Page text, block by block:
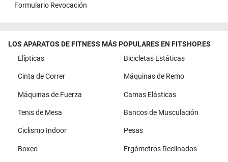
Formulario Revocación
LOS APARATOS DE FITNESS MÁS POPULARES EN FITSHOP.ES
Elípticas
Bicicletas Estáticas
Cinta de Correr Máquinas de Remo
Máquinas de Fuerza Camas Elásticas
Tenis de Mesa Bancos de Musculación
Ciclismo Indoor Pesas
Boxeo Ergómetros Reclinados